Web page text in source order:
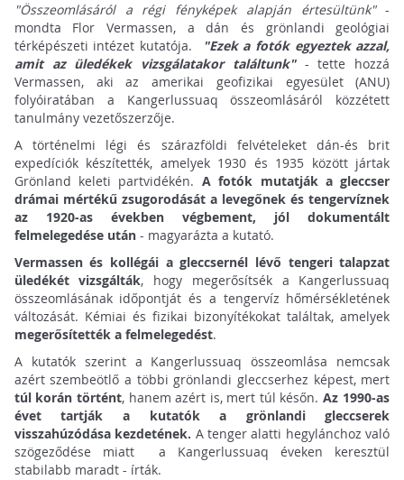
"Összeomlásáról a régi fényképek alapján értesültünk"-
mondta Flor Vermassen, a dán és grönlandi geológiai
térképészeti intézet kutatója.
"Ezek a fotók egyeztek azzal,
amit az üledékek vizsgálatakor találtunk"- tette hozzá
Vermassen, aki az amerikai geofizikai egyesület (ANU)
folyóiratában a Kangerlussuaq összeomlásáról közzétett
tanulmány vezetőszerzője.
A történelmi légi és szárazföldi felvételeket dán-és brit
expedíciók készítették, amelyek 1930 és 1935 között jártak
Grönland keleti partvidékén. A fotók mutatják a gleccser
drámai mértékű zsugorodását a levegőnek és tengervíznek
az 1920-as években végbement, jól dokumentált
felmelegedése után- magyarázta a kutató.
Vermassen és kollégái a gleccsernél lévő tengeri talapzat
üledékét vizsgálták, hogy megerősítsék a Kangerlussuaq
összeomlásának időpontját és a tengervíz hőmérsékletének
változását. Kémiai és fizikai bizonyítékokat találtak, amelyek
megerősítették a felmelegedést.
A kutatók szerint a Kangerlussuaq összeomlása nemcsak
azért szembeötlő a többi grönlandi gleccserhez képest, mert
túl korán történt, hanem azért is, mert túl későn.Az 1990-as
évet tartják a kutatók a grönlandi gleccserek
visszahúzódása kezdetének. A tenger alatti hegylánchoz való
szögeződése miatt a Kangerlussuaq éveken keresztül
stabilabb maradt - írták.